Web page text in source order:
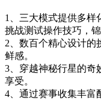
1、三大模式提供多样
挑战测试操作技巧，
2、数百个精心设计的
鲜感。
3、穿越神秘行星的奇
享受。
4、通过赛事收集丰富